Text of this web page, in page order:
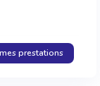
prestations